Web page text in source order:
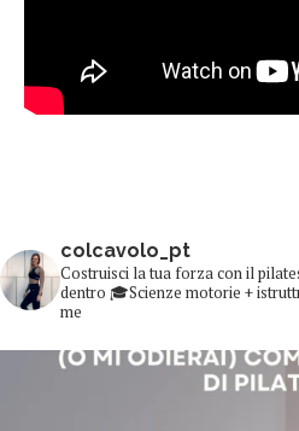
colcavolo_pt
Costruisci la tua forza con il
dentro 🎓Scienze motorie +
me